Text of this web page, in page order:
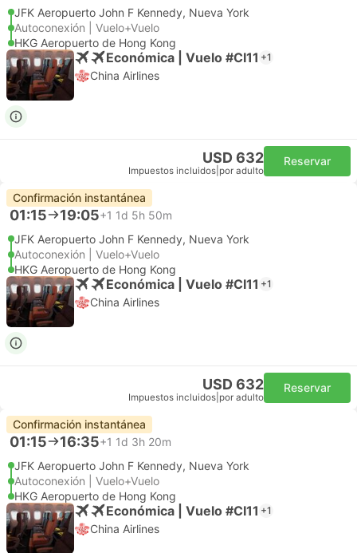
JFK Aeropuerto John F Kennedy, Nueva York
Autoconexión | Vuelo+Vuelo
HKG Aeropuerto de Hong Kong
Económica | Vuelo #CI11 +1
China Airlines
USD 632
Impuestos incluidos por adulto
Reservar
Confirmación instantánea
01:15 19:05+1 1d 5h 50m
JFK Aeropuerto John F Kennedy, Nueva York
Autoconexión | Vuelo+Vuelo
HKG Aeropuerto de Hong Kong
Económica | Vuelo #CI11 +1
China Airlines
USD 632
Impuestos incluidos por adulto
Reservar
Confirmación instantánea
01:15 16:35+1 1d 3h 20m
JFK Aeropuerto John F Kennedy, Nueva York
Autoconexión | Vuelo+Vuelo
HKG Aeropuerto de Hong Kong
Económica | Vuelo #CI11 +1
China Airlines